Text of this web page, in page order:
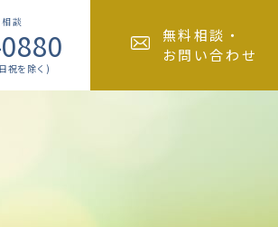
無料相談・
お問い合わせ
談
祝を除く)